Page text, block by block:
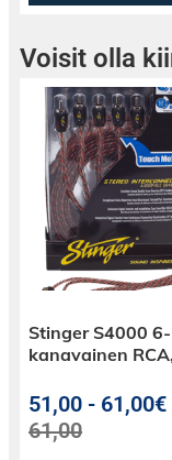
Voisit olla
Stinger S4000 6-
kanavainen
51,00 -
61,00